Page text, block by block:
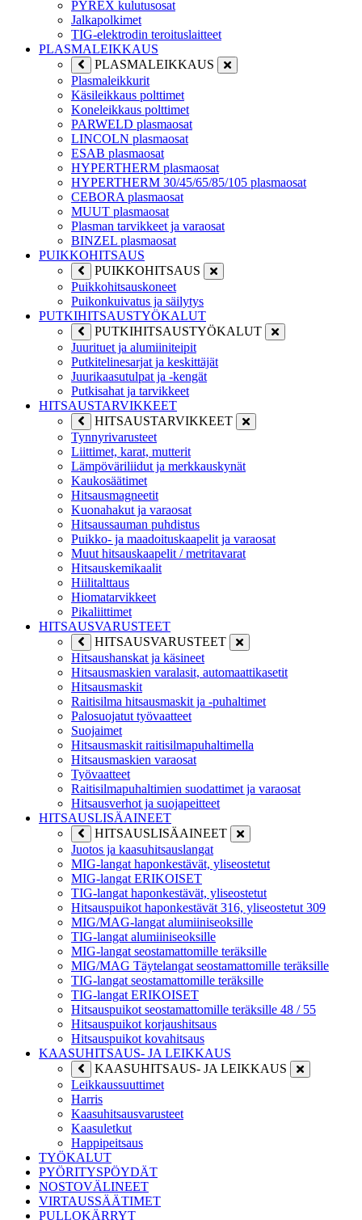
PYREX kulutusosat
Jalkapolkimet
TIG-elektrodin teroituslaitteet
PLASMALEIKKAUS
PLASMALEIKKAUS
Plasmaleikkurit
Käsileikkaus polttimet
Koneleikkaus polttimet
PARWELD plasmaosat
LINCOLN plasmaosat
ESAB plasmaosat
HYPERTHERM plasmaosat
HYPERTHERM 30/45/65/85/105 plasmaosat
CEBORA plasmaosat
MUUT plasmaosat
Plasman tarvikkeet ja varaosat
BINZEL plasmaosat
PUIKKOHITSAUS
PUIKKOHITSAUS
Puikkohitsauskoneet
Puikonkuivatus ja säilytys
PUTKIHITSAUSTYÖKALUT
PUTKIHITSAUSTYÖKALUT
Juurituet ja alumiiniteipit
Putkitelinesarjat ja keskittäjät
Juurikaasutulpat ja -kengät
Putkisahat ja tarvikkeet
HITSAUSTARVIKKEET
HITSAUSTARVIKKEET
Tynnyrivarusteet
Liittimet, karat, mutterit
Lämpöväriliidut ja merkkauskynät
Kaukosäätimet
Hitsausmagneetit
Kuonahakut ja varaosat
Hitsaussauman puhdistus
Puikko- ja maadoituskaapelit ja varaosat
Muut hitsauskaapelit / metritavarat
Hitsauskemikaalit
Hiilitalttaus
Hiomatarvikkeet
Pikaliittimet
HITSAUSVARUSTEET
HITSAUSVARUSTEET
Hitsaushanskat ja käsineet
Hitsausmaskien varalasit, automaattikasetit
Hitsausmaskit
Raitisilma hitsausmaskit ja -puhaltimet
Palosuojatut työvaatteet
Suojaimet
Hitsausmaskit raitisilmapuhaltimella
Hitsausmaskien varaosat
Työvaatteet
Raitisilmapuhaltimien suodattimet ja varaosat
Hitsausverhot ja suojapeitteet
HITSAUSLISÄAINEET
HITSAUSLISÄAINEET
Juotos ja kaasuhitsauslangat
MIG-langat haponkestävät, yliseostetut
MIG-langat ERIKOISET
TIG-langat haponkestävät, yliseostetut
Hitsauspuikot haponkestävät 316, yliseostetut 309
MIG/MAG-langat alumiiniseoksille
TIG-langat alumiiniseoksille
MIG-langat seostamattomille teräksille
MIG/MAG Täytelangat seostamattomille teräksille
TIG-langat seostamattomille teräksille
TIG-langat ERIKOISET
Hitsauspuikot seostamattomille teräksille 48 / 55
Hitsauspuikot korjaushitsaus
Hitsauspuikot kovahitsaus
KAASUHITSAUS- JA LEIKKAUS
KAASUHITSAUS- JA LEIKKAUS
Leikkaussuuttimet
Harris
Kaasuhitsausvarusteet
Kaasuletkut
Happipeitsaus
TYÖKALUT
PYÖRITYSPÖYDÄT
NOSTOVÄLINEET
VIRTAUSSÄÄTIMET
PULLOKÄRRYT